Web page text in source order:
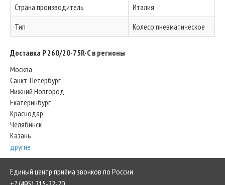
Страна производитель
Италия
Тип
Колесо пневматическое
Доставка P 260/20-75R-C в регионы
Москва
Санкт-Петербург
Нижний Новгород
Екатеринбург
Краснодар
Челябинск
Казань
другие
Единый центр приёма звонков по России